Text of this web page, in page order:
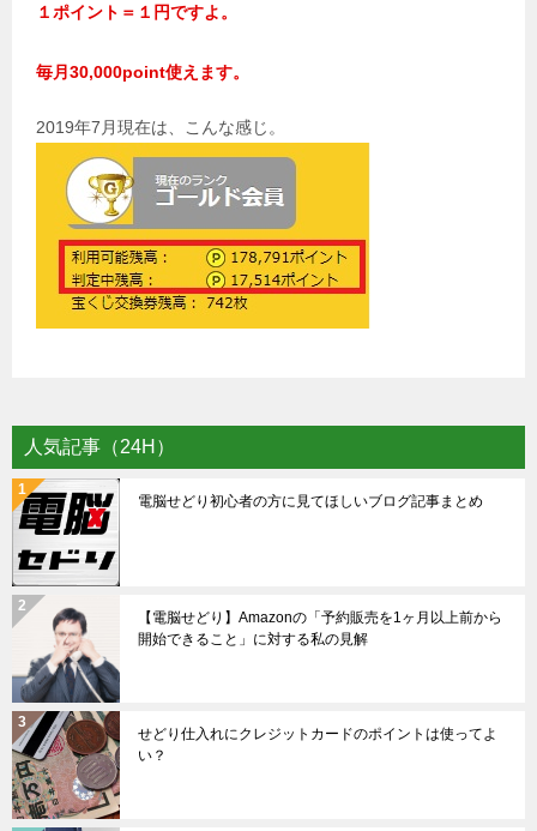
１ポイント＝１円ですよ。
毎月30,000point使えます。
2019年7月現在は、こんな感じ。
人気記事（24H）
電脳せどり初心者の方に見てほしいブログ記事まとめ
【電脳せどり】Amazonの「予約販売を1ヶ月以上前から
開始できること」に対する私の見解
せどり仕入れにクレジットカードのポイントは使ってよ
い？